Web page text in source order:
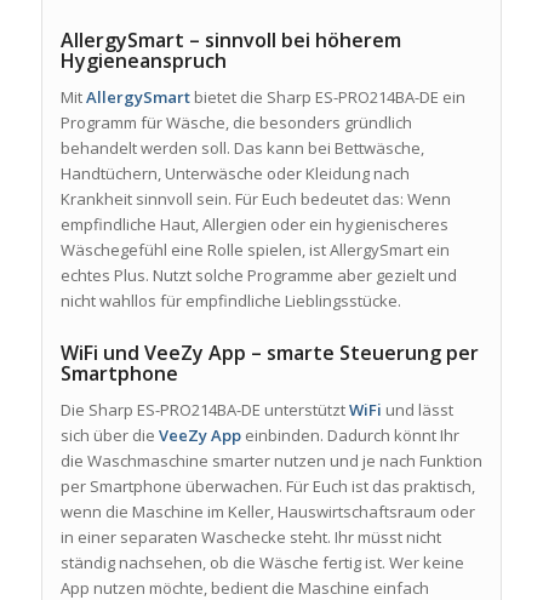
AllergySmart – sinnvoll bei höherem
Hygieneanspruch
MitAllergySmartbietet die Sharp ES-PRO214BA-DE ein
Programm für Wäsche, die besonders gründlich
behandelt werden soll. Das kann bei Bettwäsche,
Handtüchern, Unterwäsche oder Kleidung nach
Krankheit sinnvoll sein. Für Euch bedeutet das: Wenn
empfindliche Haut, Allergien oder ein hygienischeres
Wäschegefühl eine Rolle spielen, ist AllergySmart ein
echtes Plus. Nutzt solche Programme aber gezielt und
nicht wahllos für empfindliche Lieblingsstücke.
WiFi und VeeZy App – smarte Steuerung per
Smartphone
Die Sharp ES-PRO214BA-DE unterstütztWiFi und lässt
sich über die VeeZy Appeinbinden. Dadurch könnt Ihr
die Waschmaschine smarter nutzen und je nach Funktion
per Smartphone überwachen. Für Euch ist das praktisch,
wenn die Maschine im Keller, Hauswirtschaftsraum oder
in einer separaten Waschecke steht. Ihr müsst nicht
ständig nachsehen, ob die Wäsche fertig ist. Wer keine
App nutzen möchte, bedient die Maschine einfach